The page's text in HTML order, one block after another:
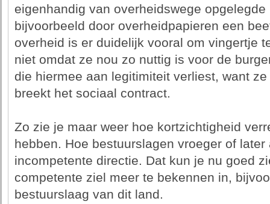
eigenhandig van overheidswege
bijvoorbeeld door overheidpapieren een
overheid is er duidelijk vooral om vingertje
niet omdat ze nou zo nuttig is voor de
die hiermee aan legitimiteit verliest, want
breekt het sociaal contract.
Zo zie je maar weer hoe kortzichtigheid
hebben. Hoe bestuurslagen vroeger of
incompetente directie. Dat kun je nu goed
competente ziel meer te bekennen in,
bestuurslaag van dit land.